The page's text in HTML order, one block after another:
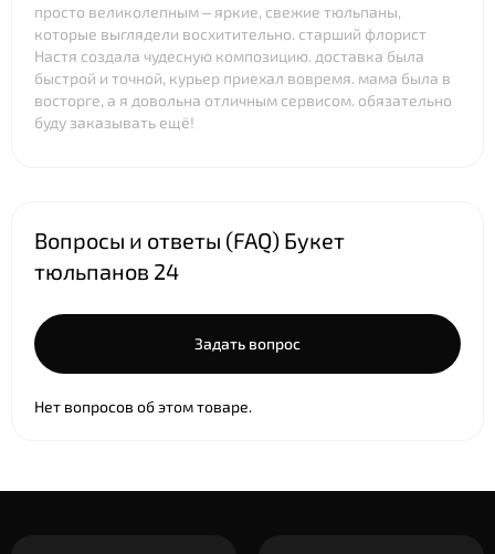
просто великолепным – яркие, свежие тюльпаны,
которые выглядели восхитительно. старший флорист
Настя создала чудесную композицию. доставка была
быстрой и точной, курьер приехал вовремя. мама была в
восторге, а я довольна отличным сервисом. обязательно
буду заказывать ещё!
Вопросы и ответы (FAQ) Букет
тюльпанов 24
Задать вопрос
Нет вопросов об этом товаре.